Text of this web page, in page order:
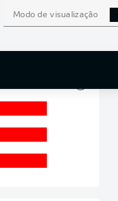
Modo de visualização